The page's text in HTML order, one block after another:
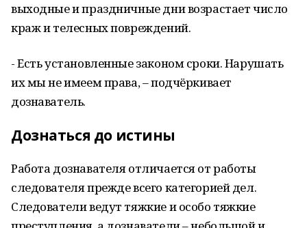
выходные и праздничные дни возрастает число
краж и телесных повреждений.
- Есть установленные законом сроки. Нарушать
их мы не имеем права, – подчёркивает
дознаватель.
Дознаться до истины
Работа дознавателя отличается от работы
следователя прежде всего категорией дел.
Следователи ведут тяжкие и особо тяжкие